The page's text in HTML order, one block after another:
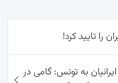
Mai
l
am
به تونس: گامی در